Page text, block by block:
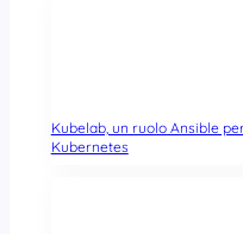
Kubelab, un ruolo Ansible
Kubernetes